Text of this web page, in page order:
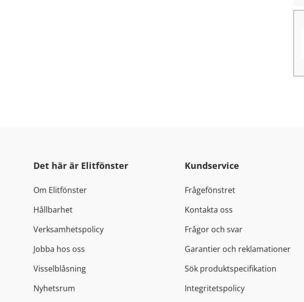
Det här är Elitfönster
Om Elitfönster
Hållbarhet
Verksamhetspolicy
Jobba hos oss
Visselblåsning
Nyhetsrum
Kundservice
Frågefönstret
Kontakta oss
Frågor och svar
Garantier och reklamationer
Sök produktspecifikation
Integritetspolicy